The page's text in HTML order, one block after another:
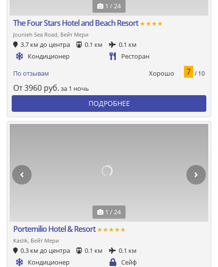
1 / 24
The Four Stars Hotel and Beach Resort★★★★
Jounieh Sea Road, Бейт Мери
3.7 км до центра 0.1 км
0.1 км
Кондиционер
Ресторан
По отзывам Хорошо 7 / 10
От3960 руб. за 1 ночь
ПОДРОБНЕЕ
1 / 24
Portemilio Hotel & Resort★★★★★
Kaslik, Бейт Мери
0.3 км до центра 0.1 км
0.1 км
Кондиционер
Сейф